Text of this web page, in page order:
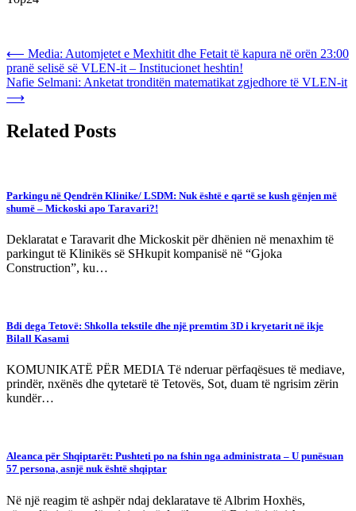
Post
navigation
⟵ Media: Automjetet e Mexhitit dhe Fetait të kapura në orën 23:00
pranë selisë së VLEN-it – Institucionet heshtin!
Nafie Selmani: Anketat tronditën matematikat zgjedhore të VLEN-it
⟶
Related Posts
Parkingu në Qendrën Klinike/ LSDM: Nuk është e qartë se kush gënjen më
shumë – Mickoski apo Taravari?!
Deklaratat e Taravarit dhe Mickoskit për dhënien në menaxhim të
parkingut të Klinikës së SHkupit kompanisë në “Gjoka
Construction”, ku…
Bdi dega Tetovë: Shkolla tekstile dhe një premtim 3D i kryetarit në ikje
Bilall Kasami
KOMUNIKATË PËR MEDIA Të nderuar përfaqësues të mediave,
prindër, nxënës dhe qytetarë të Tetovës, Sot, duam të ngrisim zërin
kundër…
Aleanca për Shqiptarët: Pushteti po na fshin nga administrata – U punësuan
57 persona, asnjë nuk është shqiptar
Në një reagim të ashpër ndaj deklaratave të Albrim Hoxhës,